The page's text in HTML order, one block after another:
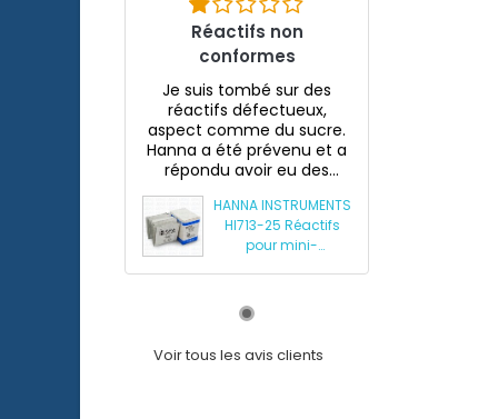
Réactifs non
conformes
Je suis tombé sur des
réactifs défectueux,
aspect comme du sucre.
Hanna a été prévenu et a
répondu avoir eu des
HANNA INSTRUMENTS
HI713-25 Réactifs
pour mini-
Voir tous les avis clients